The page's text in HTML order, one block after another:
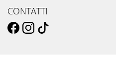
CONTATTI